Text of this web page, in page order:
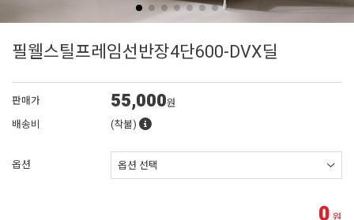
필웰스틸프레임선반장4단600-DVX딜
판매가 55,000원
배송비
(착불)
옵션